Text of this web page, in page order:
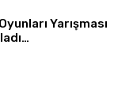
Yarışması